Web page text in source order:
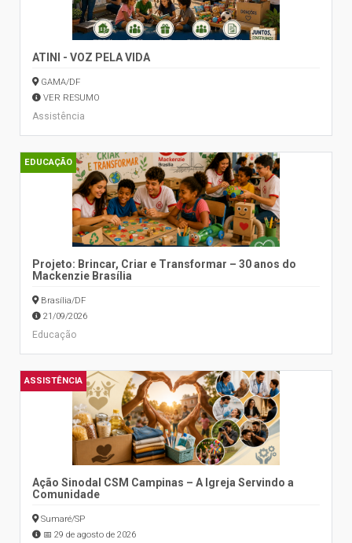
ATINI - VOZ PELA VIDA
GAMA/DF
VER RESUMO
Assistência
EDUCAÇÃO
Projeto: Brincar, Criar e Transformar – 30 anos do
Mackenzie Brasília
Brasília/DF
21/09/2026
Educação
ASSISTÊNCIA
Ação Sinodal CSM Campinas – A Igreja Servindo a
Comunidade
Sumaré/SP
📅 29 de agosto de 2026